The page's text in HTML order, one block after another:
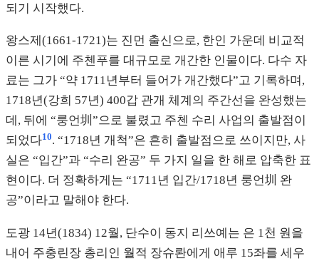
되기 시작했다.
왕스제(1661-1721)는 진먼 출신으로, 한인 가운데 비교적
이른 시기에 주첸푸를 대규모로 개간한 인물이다. 다수 자
료는 그가 “약 1711년부터 들어가 개간했다”고 기록하며,
1718년(강희 57년) 400갑 관개 체계의 주간선을 완성했는
데, 뒤에 “룽언圳”으로 불렸고 주첸 수리 사업의 출발점이
되었다10. “1718년 개척”은 흔히 출발점으로 쓰이지만, 사
실은 “입간”과 “수리 완공” 두 가지 일을 한 해로 압축한 표
현이다. 더 정확하게는 “1711년 입간/1718년 룽언圳 완
공”이라고 말해야 한다.
도광 14년(1834) 12월, 단수이 동지 리쓰예는 은 1천 원을
내어 주충린장 총리인 월적 장슈롼에게 애루 15좌를 세우